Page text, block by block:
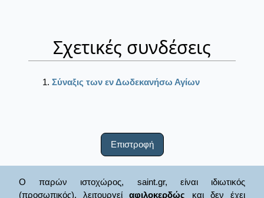
Σχετικές συνδέσεις
Σύναξις των εν Δωδεκανήσω Αγίων
Επιστροφή
Ο παρών ιστοχώρος, saint.gr, είναι ιδιωτικός
(προσωπικός), λειτουργείαφιλοκερδώς και δεν έχει